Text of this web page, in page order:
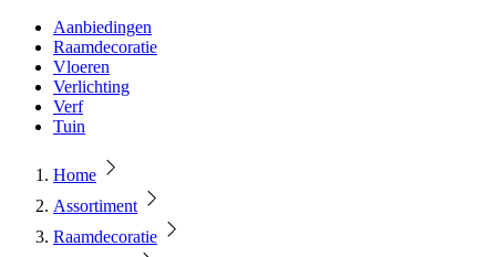
Aanbiedingen
Raamdecoratie
Vloeren
Verlichting
Verf
Tuin
Home
Assortiment
Raamdecoratie